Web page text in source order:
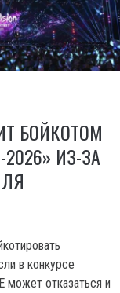
БОЙКОТОМ
ИЗ-ЗА
в конкурсе
может отказаться и